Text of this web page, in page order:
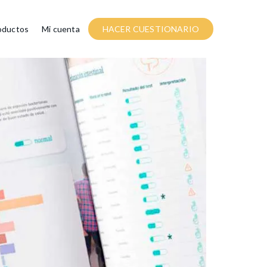
Mi cuenta HACER CUESTIONARIO